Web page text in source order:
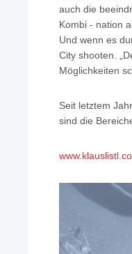
auch die
Kombi - nation
Und wenn es
City shooten.
Möglichkeiten
Seit letztem
sind die